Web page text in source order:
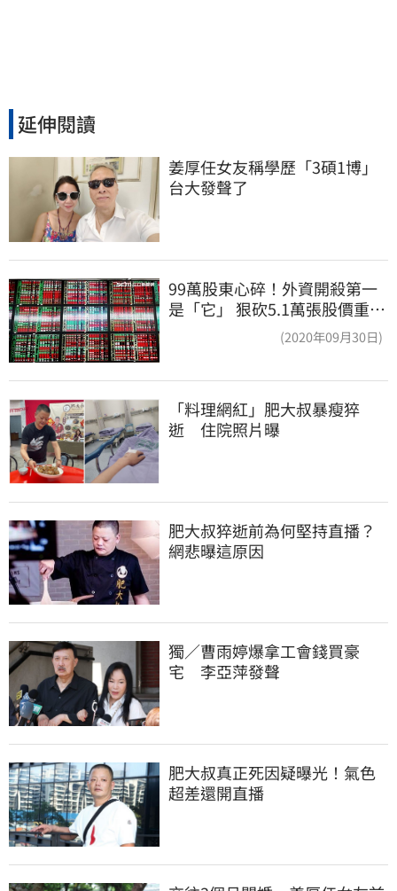
延伸閱讀
姜厚任女友稱學歷「3碩1博」
台大發聲了
99萬股東心碎！外資開殺第一
是「它」 狠砍5.1萬張股價重挫
(2020年09月30日)
「料理網紅」肥大叔暴瘦猝
逝　住院照片曝
肥大叔猝逝前為何堅持直播？
網悲曝這原因
獨／曹雨婷爆拿工會錢買豪
宅　李亞萍發聲
肥大叔真正死因疑曝光！氣色
超差還開直播